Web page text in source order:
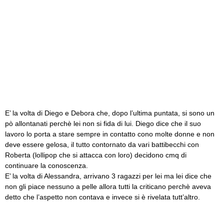
E’ la volta di Diego e Debora che, dopo l’ultima puntata, si sono un
pò allontanati perchè lei non si fida di lui. Diego dice che il suo
lavoro lo porta a stare sempre in contatto cono molte donne e non
deve essere gelosa, il tutto contornato da vari battibecchi con
Roberta (lollipop che si attacca con loro) decidono cmq di
continuare la conoscenza.
E’ la volta di Alessandra, arrivano 3 ragazzi per lei ma lei dice che
non gli piace nessuno a pelle allora tutti la criticano perchè aveva
detto che l’aspetto non contava e invece si è rivelata tutt’altro.